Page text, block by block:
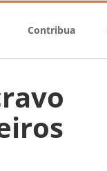
Contribua